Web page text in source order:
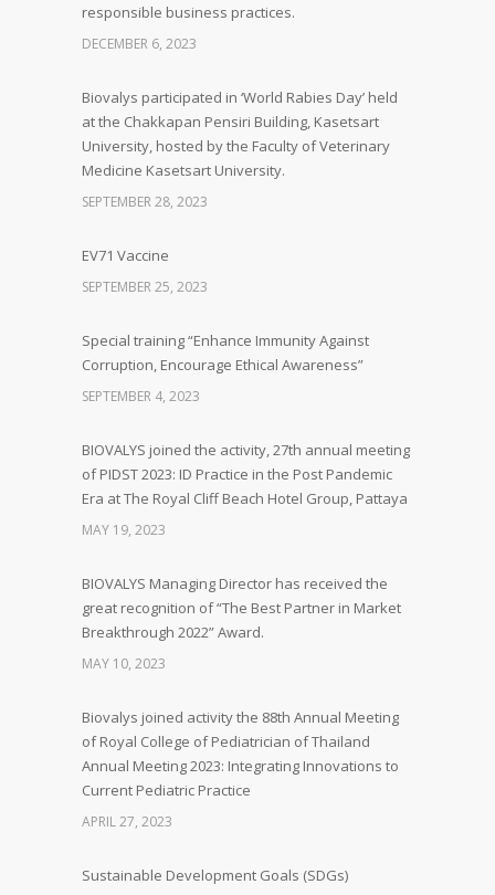
responsible business practices.
DECEMBER 6, 2023
Biovalys participated in ‘World Rabies Day’ held
at the Chakkapan Pensiri Building, Kasetsart
University, hosted by the Faculty of Veterinary
Medicine Kasetsart University.
SEPTEMBER 28, 2023
EV71 Vaccine
SEPTEMBER 25, 2023
Special training “Enhance Immunity Against
Corruption, Encourage Ethical Awareness”
SEPTEMBER 4, 2023
BIOVALYS joined the activity, 27th annual meeting
of PIDST 2023: ID Practice in the Post Pandemic
Era at The Royal Cliff Beach Hotel Group, Pattaya
MAY 19, 2023
BIOVALYS Managing Director has received the
great recognition of “The Best Partner in Market
Breakthrough 2022” Award.
MAY 10, 2023
Biovalys joined activity the 88th Annual Meeting
of Royal College of Pediatrician of Thailand
Annual Meeting 2023: Integrating Innovations to
Current Pediatric Practice
APRIL 27, 2023
Sustainable Development Goals (SDGs)